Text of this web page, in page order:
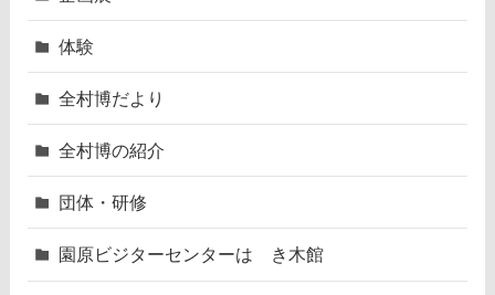
体験
全村博だより
全村博の紹介
団体・研修
園原ビジターセンターはゝき木館